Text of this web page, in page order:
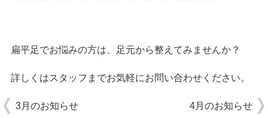
扁平足でお悩みの方は、足元から整えてみませんか？
詳しくはスタッフまでお気軽にお問い合わせください。
3月のお知らせ 4月のお知らせ